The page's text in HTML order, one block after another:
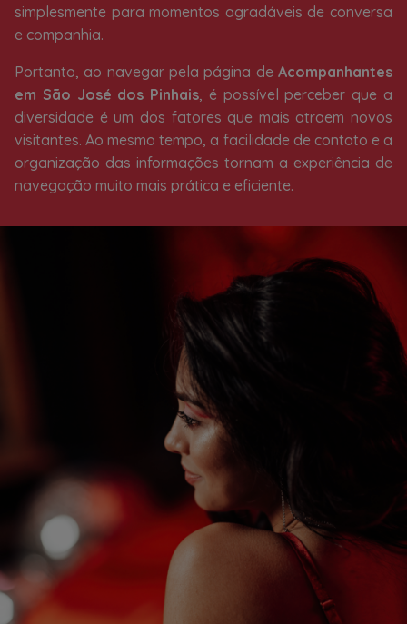
simplesmente para momentos agradáveis de conversa
e companhia.
Portanto, ao navegar pela página de Acompanhantes
em São José dos Pinhais, é possível perceber que a
diversidade é um dos fatores que mais atraem novos
visitantes. Ao mesmo tempo, a facilidade de contato e a
organização das informações tornam a experiência de
navegação muito mais prática e eficiente.